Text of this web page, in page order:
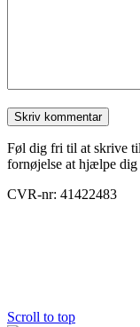
Føl dig fri til at skrive
fornøjelse at hjælpe
CVR-nr: 41422483
Scroll to top